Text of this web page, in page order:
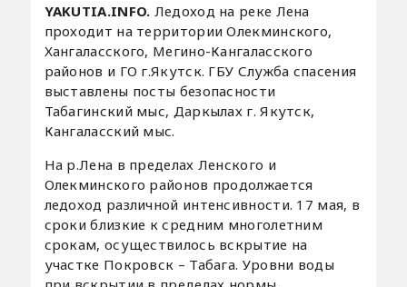
YAKUTIA.INFO. Ледоход на реке Лена
проходит на территории Олекминского,
Хангаласского, Мегино-Кангаласского
районов и ГО г.Якутск. ГБУ Служба спасения
выставлены посты безопасности
Табагинский мыс, Даркылах г. Якутск,
Кангаласский мыс.
На р.Лена в пределах Ленского и
Олекминского районов продолжается
ледоход различной интенсивности. 17 мая, в
сроки близкие к средним многолетним
срокам, осуществилось вскрытие на
участке Покровск – Табага. Уровни воды